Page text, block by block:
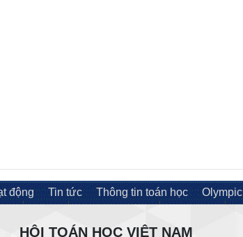
động Tin tức Thông tin toán học Olympic
HỘI TOÁN HỌC VIỆT NAM